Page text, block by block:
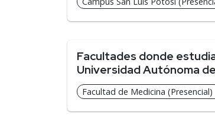
Facultades donde
Universidad Autónoma
Facultad de Medicina (Presencial)